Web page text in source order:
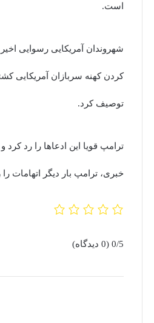
است.
شهروندان آمریکایی رسوایی
کردن کهنه سربازان آمریکایی
توصیف کرد.
ترامپ قویا این ادعاها را رد
خبری، ترامپ بار دیگر اتهامات
0/5 (0 دیدگاه)